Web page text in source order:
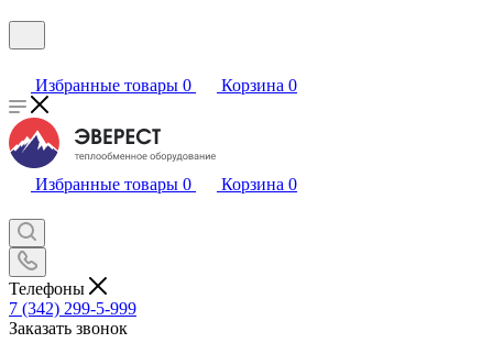
Избранные товары 0 Корзина 0
Избранные товары 0 Корзина 0
Телефоны
7 (342) 299-5-999
Заказать звонок